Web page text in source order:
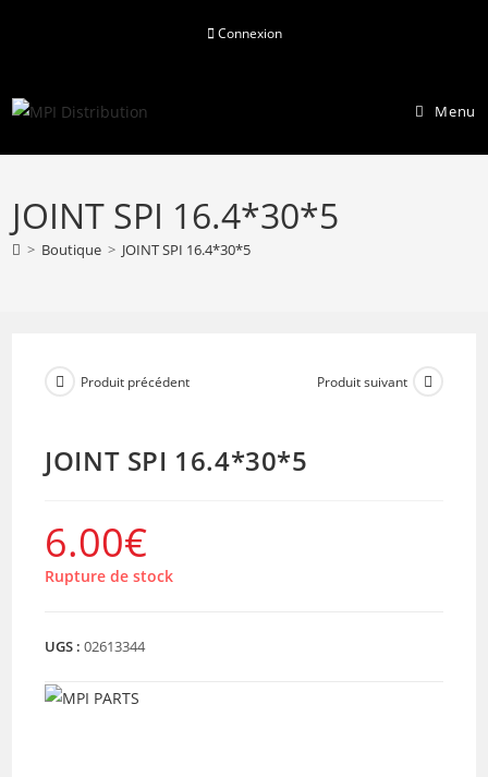
Connexion
Menu
JOINT SPI 16.4*30*5
> Boutique > JOINT SPI 16.4*30*5
Produit précédent Produit suivant
JOINT SPI 16.4*30*5
6.00€
Rupture de stock
UGS :02613344